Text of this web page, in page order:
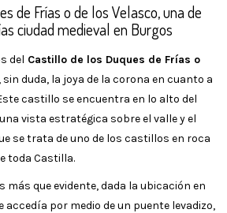
de Frías o de los Velasco, una de
ciudad medieval en Burgos
del Castillo de los Duques de Frías o
sin duda, la joya de la corona en cuanto a
castillo se encuentra en lo alto del
vista estratégica sobre el valle y el
se trata de uno de los castillos en roca
toda Castilla.
más que evidente, dada la ubicación en
accedía por medio de un puente levadizo,